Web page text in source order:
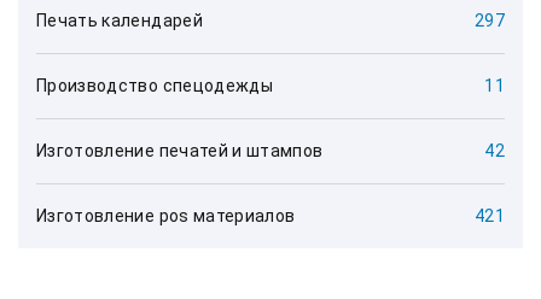
Печать календарей 297
Производство спецодежды 11
Изготовление печатей и штампов 42
Изготовление pos материалов 421